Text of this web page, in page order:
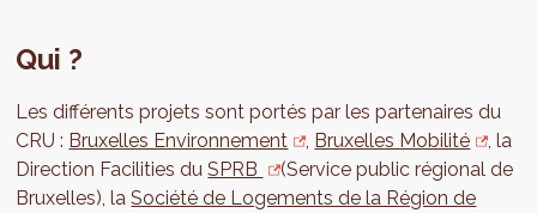
Qui ?
Les différents projets sont portés par les partenaires du
CRU : Bruxelles Environnement , Bruxelles Mobilité
, la
Direction Facilities duSPRB
(Service public régional de
Bruxelles), laSociété de Logements de la Région de